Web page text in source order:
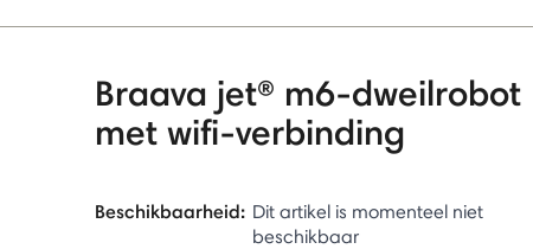
Braava jet® m6-dweilrobot
met wifi-verbinding
Beschikbaarheid: Dit artikel is momenteel niet
beschikbaar